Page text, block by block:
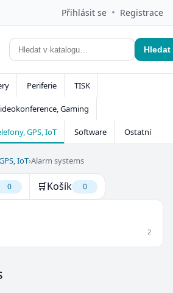
Přihlásit se • Registrace
Hledat
Periferie TISK
Gaming
GPS, IoT Software Ostatní
IoT›Alarm systems
0 🛒Košík 0
2